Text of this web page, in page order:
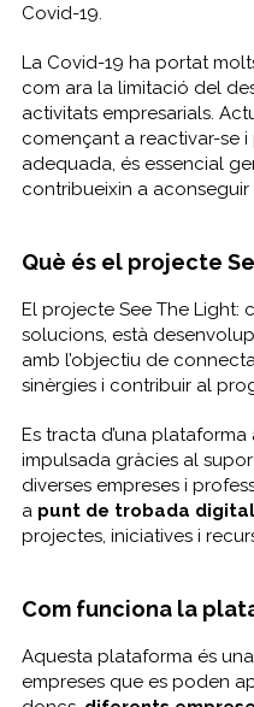
Covid-19.
La Covid-19 ha portat
com ara la limitació del
activitats empresarials.
començant a reactivar-se
adequada, és essencial
contribueixin a
Què és el projecte
El projecte See The Light:
solucions, està
amb l’objectiu de
sinèrgies i contribuir al
Es tracta d’una plataforma
impulsada gràcies al
diverses empreses i
a punt de trobada digital
projectes, iniciatives i
Com funciona la
Aquesta plataforma és
empreses que es poden